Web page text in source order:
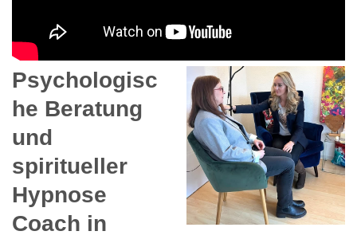
Psychologisc
he Beratung
und
spiritueller
Hypnose
Coach in